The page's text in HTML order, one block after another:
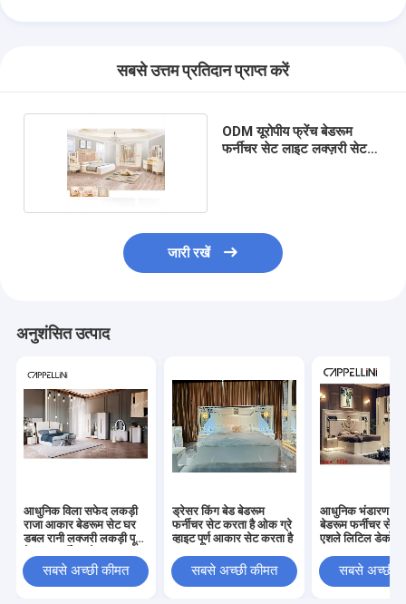
सबसे उत्तम प्रतिदान प्राप्त करें
ODM यूरोपीय फ्रेंच बेडरूम
फर्नीचर सेट लाइट लक्ज़री सेट
जारी रखें
अनुशंसित उत्पाद
आधुनिक विला सफेद लकड़ी
राजा आकार बेडरूम सेट घर
डबल रानी लक्जरी लकड़ी पूर्ण
सबसे अच्छी कीमत
ड्रेसर किंग बेड बेडरूम
फर्नीचर सेट करता है ओक ग्रे
व्हाइट पूर्ण आकार सेट करता है
सबसे अच्छी कीमत
आधुनिक भंडारण
बेडरूम फर्नीचर सेट
एशले लिटिल डेकोर
सबसे अच्छी